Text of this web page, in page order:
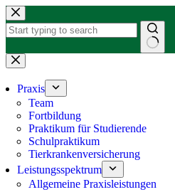
Zum
Inhalt
springen
Keine
Ergebnisse
Praxis
Team
Fortbildung
Praktikum für Studierende
Schulpraktikum
Tierkrankenversicherung
Leistungsspektrum
Allgemeine Praxisleistungen